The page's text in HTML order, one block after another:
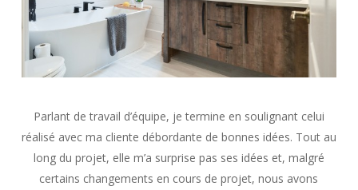
Parlant de travail d’équipe, je termine en soulignant celui
réalisé avec ma cliente débordante de bonnes idées. Tout au
long du projet, elle m’a surprise pas ses idées et, malgré
certains changements en cours de projet, nous avons